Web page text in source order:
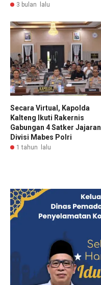
3 bulan lalu
Secara Virtual, Kapolda
Kalteng Ikuti Rakernis
Gabungan 4 Satker Jajaran
Divisi Mabes Polri
1 tahun lalu